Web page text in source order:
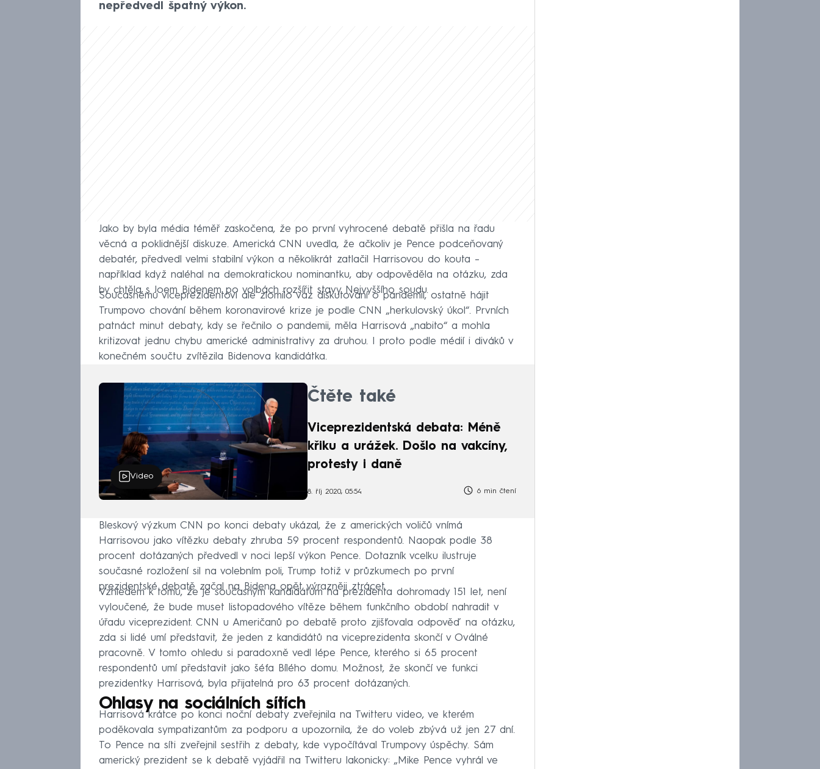
nepředvedl špatný výkon.
Jako by byla média téměř zaskočena, že po první vyhrocené debatě přišla na řadu
věcná a poklidnější diskuze. Americká CNN uvedla, že ačkoliv je Pence podceňovaný
debatér, předvedl velmi stabilní výkon a několikrát zatlačil Harrisovou do kouta –
například když naléhal na demokratickou nominantku, aby odpověděla na otázku, zda
by chtěla s Joem Bidenem po volbách rozšířit stavy Nejvyššího soudu.
Současnému viceprezidentovi ale zlomilo vaz diskutování o pandemii, ostatně hájit
Trumpovo chování během koronavirové krize je podle CNN „herkulovský úkol“. Prvních
patnáct minut debaty, kdy se řečnilo o pandemii, měla Harrisová „nabito“ a mohla
kritizovat jednu chybu americké administrativy za druhou. I proto podle médií i diváků v
konečném součtu zvítězila Bidenova kandidátka.
Video
Čtěte také
Viceprezidentská debata: Méně
křiku a urážek. Došlo na vakcíny,
protesty i daně
8. říj 2020, 05:54 6 min čtení
Bleskový výzkum CNN po konci debaty ukázal, že z amerických voličů vnímá
Harrisovou jako vítězku debaty zhruba 59 procent respondentů. Naopak podle 38
procent dotázaných předvedl v noci lepší výkon Pence. Dotazník vcelku ilustruje
současné rozložení sil na volebním poli, Trump totiž v průzkumech po první
prezidentské debatě začal na Bidena opět výrazněji ztrácet.
Vzhledem k tomu, že je současným kandidátům na prezidenta dohromady 151 let, není
vyloučené, že bude muset listopadového vítěze během funkčního období nahradit v
úřadu viceprezident. CNN u Američanů po debatě proto zjišťovala odpověď na otázku,
zda si lidé umí představit, že jeden z kandidátů na viceprezidenta skončí v Oválné
pracovně. V tomto ohledu si paradoxně vedl lépe Pence, kterého si 65 procent
respondentů umí představit jako šéfa Bílého domu. Možnost, že skončí ve funkci
prezidentky Harrisová, byla přijatelná pro 63 procent dotázaných.
Ohlasy na sociálních sítích
Harrisová krátce po konci noční debaty zveřejnila na Twitteru video, ve kterém
poděkovala sympatizantům za podporu a upozornila, že do voleb zbývá už jen 27 dní.
To Pence na síti zveřejnil sestřih z debaty, kde vypočítával Trumpovy úspěchy. Sám
americký prezident se k debatě vyjádřil na Twitteru lakonicky: „Mike Pence vyhrál ve